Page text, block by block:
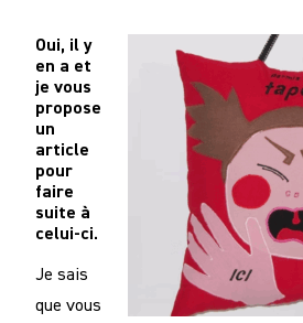
Oui, il y
en a et
je vous
propose
un
article
pour
faire
suite à
celui-ci.
Je sais
que vous